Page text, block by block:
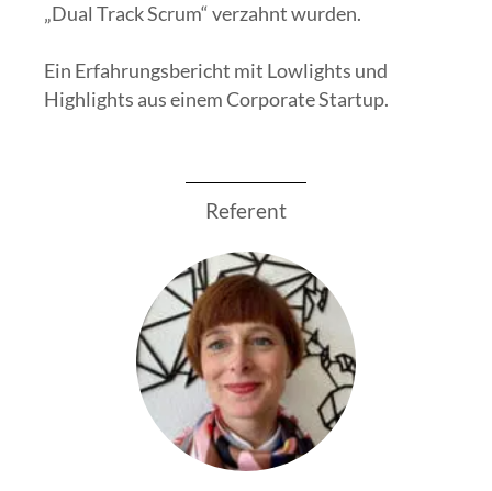
„Dual Track Scrum“ verzahnt wurden.
Ein Erfahrungsbericht mit Lowlights und
Highlights aus einem Corporate Startup.
Referent